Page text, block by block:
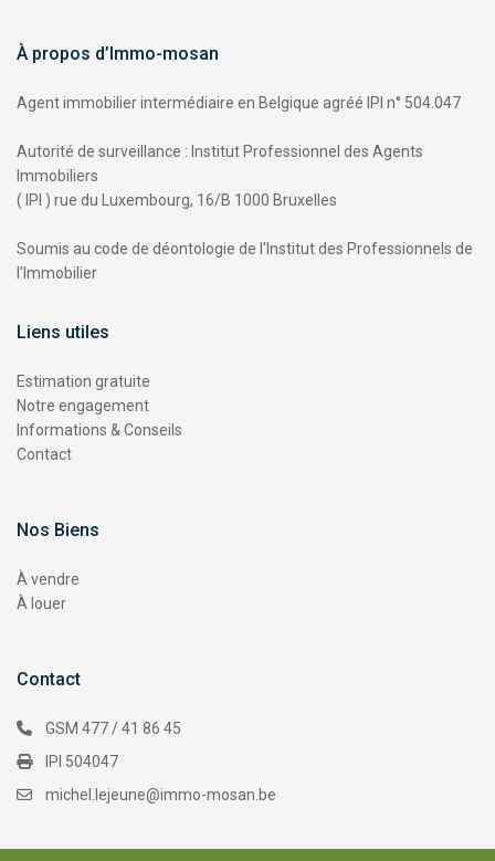
À propos d’Immo-mosan
Agent immobilier intermédiaire en Belgique agréé IPI n° 504.047
Autorité de surveillance : Institut Professionnel des Agents
Immobiliers
( IPI ) rue du Luxembourg, 16/B 1000 Bruxelles
Soumis au code de déontologie de l' Institut des Professionnels de
l'Immobilier
Liens utiles
Estimation gratuite
Notre engagement
Informations & Conseils
Contact
Nos Biens
À vendre
À louer
Contact
GSM 477 / 41 86 45
IPI 504047
michel.lejeune@immo-mosan.be